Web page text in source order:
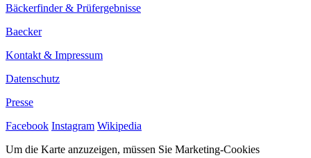
Bäckerfinder & Prüfergebnisse
Baecker
Kontakt & Impressum
Datenschutz
Presse
Facebook Instagram Wikipedia
Um die Karte anzuzeigen, müssen Sie Marketing-Cookies